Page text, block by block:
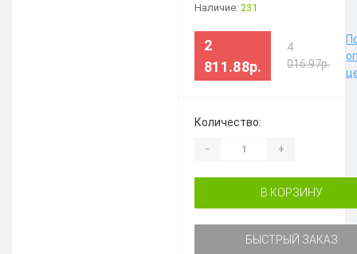
Наличие: 231
2
811.88р.
4
016.97р.
Количество:
- +
В КОРЗИНУ
БЫСТРЫЙ ЗАКАЗ